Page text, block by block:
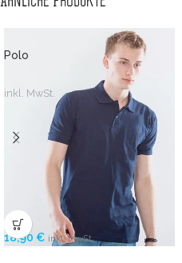
Polo
inkl. MwSt.
18,90 € inkl. MwSt.